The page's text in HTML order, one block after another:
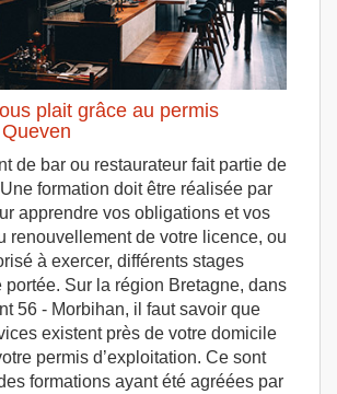
plait grâce au permis
de bar ou restaurateur fait partie de
formation doit être réalisée par
apprendre vos obligations et vos
renouvellement de votre licence, ou
à exercer, différents stages
portée. Sur la région Bretagne, dans
56 - Morbihan, il faut savoir que
existent près de votre domicile
permis d’exploitation. Ce sont
formations ayant été agréées par